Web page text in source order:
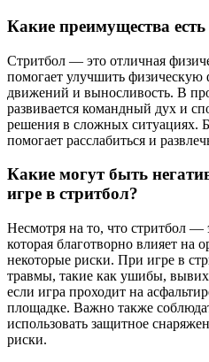
Какие преимущества
Стритбол — это отличная
помогает улучшить
движений и выносливость. В
развивается командный дух и
решения в сложных ситуациях.
помогает расслабиться и
Какие могут быть
игре в стритбол?
Несмотря на то, что стритбол —
которая благотворно влияет на
некоторые риски. При игре в
травмы, такие как ушибы,
если игра проходит на
площадке. Важно также
использовать защитное
риски.